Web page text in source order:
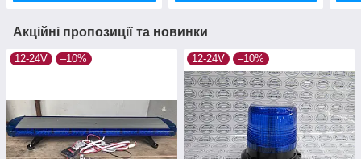
Акційні пропозиції та новинки
12-24V –10% 12-24V –10%